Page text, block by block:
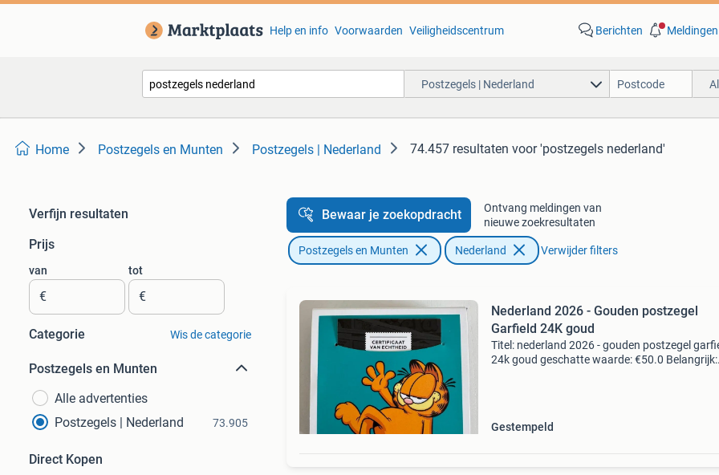
Help en info Voorwaarden Veiligheidscentrum Berichten Meldingen
Postzegels | Nederland
Home Postzegels en Munten Postzegels | Nederland 74.457 resultaten voor 'postzegels nederland'
Verfijn resultaten
Prijs
van
€
tot
€
Categorie Wis de categorie
Postzegels en Munten
Alle advertenties
Postzegels | Nederland
73.905
Direct Kopen
Bewaar je zoekopdracht
Ontvang meldingen van
nieuwe zoekresultaten
Postzegels en Munten Nederland Verwijder filters
Nederland 2026 - Gouden postzegel
Garfield 24K goud
Titel: nederland 2026 - gouden postzegel
24k goud geschatte waarde: €50.0 Belangrijk:
Gestempeld